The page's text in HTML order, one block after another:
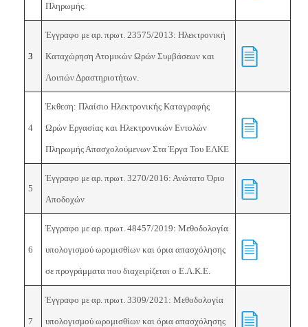
Πληρωμής.
3
Έγγραφο με αρ. πρωτ. 23575/2013: Ηλεκτρονική
Καταχώρηση Ατομικών Ωρών Συμβάσεων και
Λοιπών Δραστηριοτήτων.
4
Έκθεση: Πλαίσιο Ηλεκτρονικής Καταγραφής
Ωρών Εργασίας και Ηλεκτρονικών Εντολών
Πληρωμής Απασχολούμενων Στα Έργα Του ΕΛΚΕ
5
Έγγραφο με αρ. πρωτ. 3270/2016: Ανώτατο Όριο
Αποδοχών
6
Έγγραφο με αρ. πρωτ. 48457/2019: Μεθοδολογία
υπολογισμού ωρομισθίων και όρια απασχόλησης
σε προγράμματα που διαχειρίζεται ο Ε.Λ.Κ.Ε.
7
Έγγραφο με αρ. πρωτ. 3309/2021: Μεθοδολογία
υπολογισμού ωρομισθίων και όρια απασχόλησης